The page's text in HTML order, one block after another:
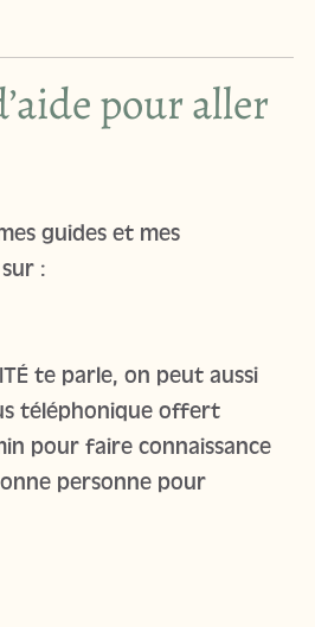
pour aller
guides et mes
:
te parle, on peut aussi
téléphonique offert
pour faire connaissance
personne pour